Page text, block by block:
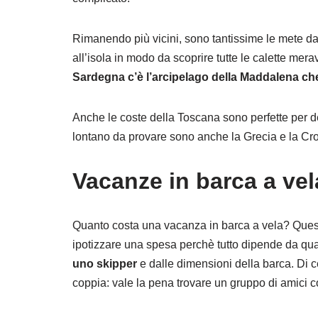
Rimanendo più vicini, sono tantissime le mete
all’isola in modo da scoprire tutte le calette
Sardegna c’è l’arcipelago della Maddalena
Anche le coste della Toscana sono perfette per
lontano da provare sono anche la Grecia e la
Vacanze in barca a
Quanto costa una vacanza in barca a vela?
ipotizzare una spesa perchè tutto dipende da
uno skipper e dalle dimensioni della barca. Di
coppia: vale la pena trovare un gruppo di amici